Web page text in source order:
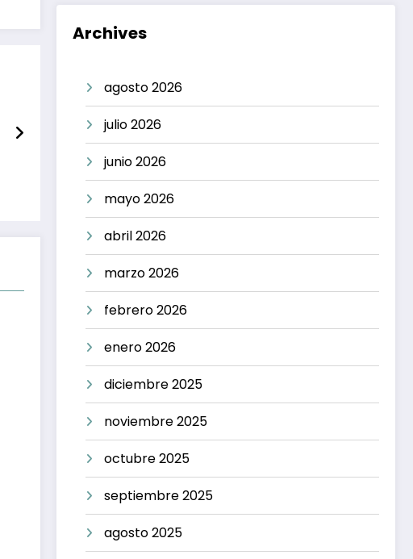
Archives
agosto 2026
julio 2026
junio 2026
mayo 2026
abril 2026
marzo 2026
febrero 2026
enero 2026
diciembre 2025
noviembre 2025
octubre 2025
septiembre 2025
agosto 2025